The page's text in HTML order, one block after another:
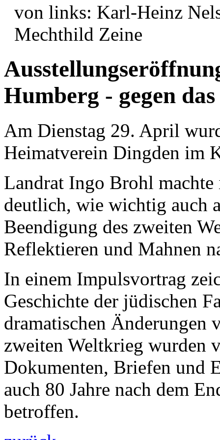
von links: Karl-Heinz
Mechthild Zeine
Humberg - gegen
Am Dienstag 29. April
Heimatverein Dingden im
Landrat Ingo Brohl
deutlich, wie wichtig auch
Beendigung des zweiten
Reflektieren und Mahnen
In einem Impulsvortrag
Geschichte der jüdischen
dramatischen Änderungen
zweiten Weltkrieg wurden
Dokumenten, Briefen und
auch 80 Jahre nach dem
betroffen.